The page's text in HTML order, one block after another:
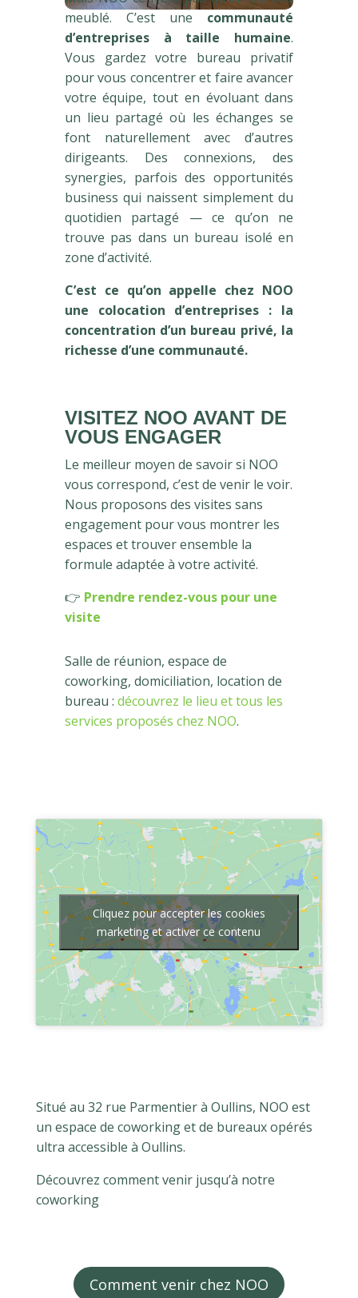
meublé. C’est une communauté
d’entreprises à taille humaine.
Vous gardez votre bureau privatif
pour vous concentrer et faire avancer
votre équipe, tout en évoluant dans
un lieu partagé où les échanges se
font naturellement avec d’autres
dirigeants. Des connexions, des
synergies, parfois des opportunités
business qui naissent simplement du
quotidien partagé — ce qu’on ne
trouve pas dans un bureau isolé en
zone d’activité.
C’est ce qu’on appelle chez NOO
une colocation d’entreprises : la
concentration d’un bureau privé, la
richesse d’une communauté.
VISITEZ NOO AVANT DE
VOUS ENGAGER
Le meilleur moyen de savoir si NOO
vous correspond, c’est de venir le voir.
Nous proposons des visites sans
engagement pour vous montrer les
espaces et trouver ensemble la
formule adaptée à votre activité.
👉 Prendre rendez-vous pour une
visite
Salle de réunion, espace de
coworking, domiciliation, location de
bureau : découvrez le lieu et tous les
services proposés chez NOO.
Cliquez pour accepter les cookies
marketing et activer ce contenu
Situé au 32 rue Parmentier à Oullins, NOO est
un espace de coworking et de bureaux opérés
ultra accessible à Oullins.
Découvrez comment venir jusqu’à notre
coworking
Comment venir chez NOO